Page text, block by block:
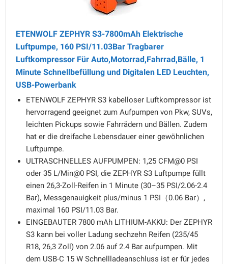
ETENWOLF ZEPHYR S3-7800mAh Elektrische
Luftpumpe, 160 PSI/11.03Bar Tragbarer
Luftkompressor Für Auto,Motorrad,Fahrrad,Bälle, 1
Minute Schnellbefüllung und Digitalen LED Leuchten,
USB-Powerbank
ETENWOLF ZEPHYR S3 kabelloser Luftkompressor ist
hervorragend geeignet zum Aufpumpen von Pkw, SUVs,
leichten Pickups sowie Fahrrädern und Bällen. Zudem
hat er die dreifache Lebensdauer einer gewöhnlichen
Luftpumpe.
ULTRASCHNELLES AUFPUMPEN: 1,25 CFM@0 PSI
oder 35 L/Min@0 PSI, die ZEPHYR S3 Luftpumpe füllt
einen 26,3-Zoll-Reifen in 1 Minute (30–35 PSI/2.06-2.4
Bar), Messgenauigkeit plus/minus 1 PSI（0.06 Bar）,
maximal 160 PSI/11.03 Bar.
EINGEBAUTER 7800 mAh LITHIUM-AKKU: Der ZEPHYR
S3 kann bei voller Ladung sechzehn Reifen (235/45
R18, 26,3 Zoll) von 2.06 auf 2.4 Bar aufpumpen. Mit
dem USB-C 15 W Schnellladeanschluss ist er für jedes